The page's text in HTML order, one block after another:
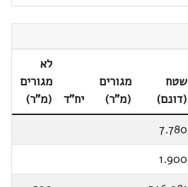
שטח
(דונם)
מגורים
(מ"ר)
יח"ד
לא
מגורים
(מ"ר)
7.780
1.900